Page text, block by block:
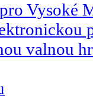
Vysoké
valnou